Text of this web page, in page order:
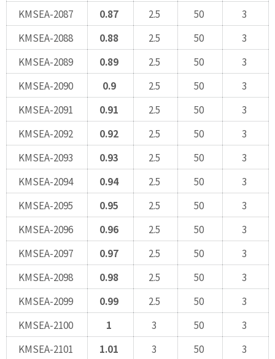
KMSEA-2087
0.87 2.5 50
3
KMSEA-2088
0.88 2.5 50
3
KMSEA-2089
0.89 2.5 50
3
KMSEA-2090
0.9 2.5 50
3
KMSEA-2091
0.91 2.5 50
3
KMSEA-2092
0.92 2.5 50
3
KMSEA-2093
0.93 2.5 50
3
KMSEA-2094
0.94 2.5 50
3
KMSEA-2095
0.95 2.5 50
3
KMSEA-2096
0.96 2.5 50
3
KMSEA-2097
0.97 2.5 50
3
KMSEA-2098
0.98 2.5 50
3
KMSEA-2099
0.99 2.5 50
3
KMSEA-2100
1 3 50
3
KMSEA-2101
1.01 3 50
3